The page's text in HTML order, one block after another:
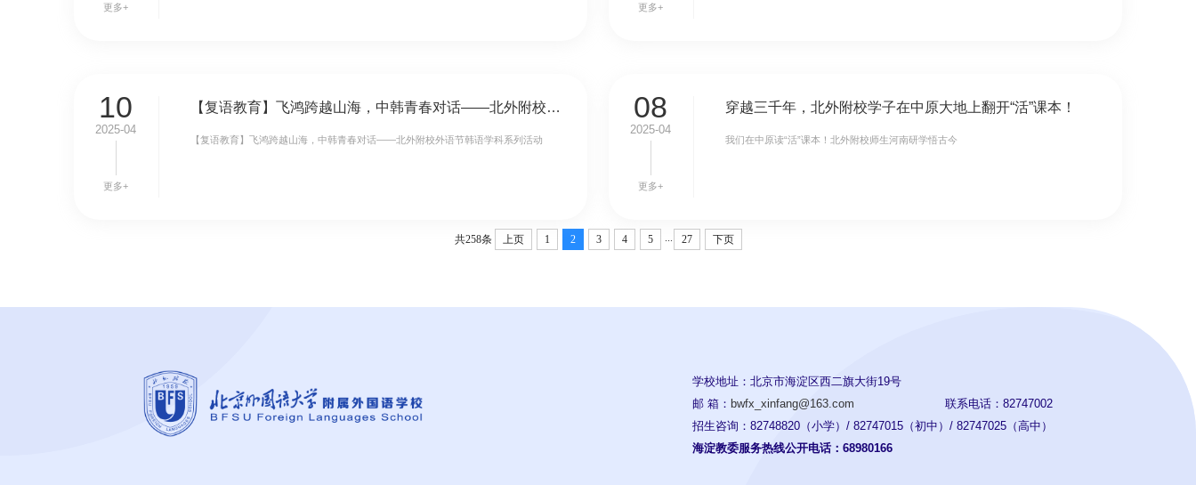
更多+ 更多+
10
2025-04
更多+
【复语教育】飞鸿跨越山海，中韩青春对话——北外附校外语节韩语学科系列活动
【复语教育】飞鸿跨越山海，中韩青春对话——北外附校外语节韩语学科系列活动
08
2025-04
更多+
穿越三千年，北外附校学子在中原大地上翻开“活”课本！
我们在中原读“活”课本！北外附校师生河南研学悟古今
共258条 上页 1 2 3 4 5 ... 27 下页
学校地址：北京市海淀区西二旗大街19号
邮 箱： bwfx_xinfang@163.com
联系电话：82747002
招生咨询：82748820（小学）/ 82747015（初中）/ 82747025（高中）
海淀教委服务热线公开电话：68980166